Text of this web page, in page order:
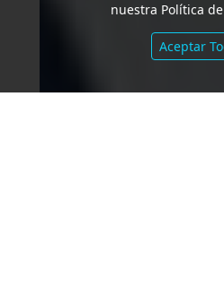
nuestra Política
Aceptar